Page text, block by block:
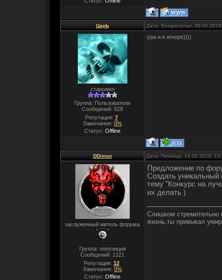
ЦарЬ Дата: Воскресенье,
старожил
Группа: Пользователи
Сообщений: 528
Репутация: 7
Замечания: 0%
Статус: Offline
ура и в игноре))))
DDimon Дата: Пятница, 14.05.2010,
заслуженный житель форума
Группа: оппозиция
Сообщений: 1121
Репутация: 12
Замечания: 0%
Статус: Offline
Предложение по
Создать уникальный
тему "Конкурс на
их делать )
Слишком стремительно
жизнь,ты привыкал